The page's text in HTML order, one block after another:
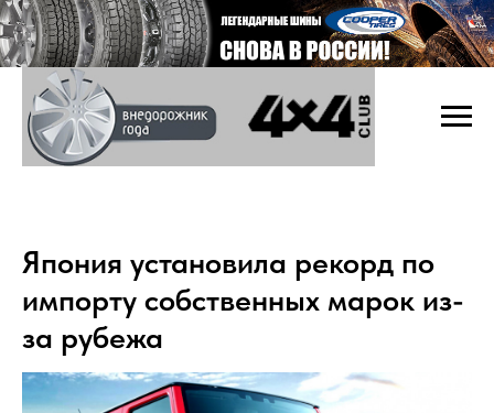
Япония установила рекорд по
импорту собственных марок из-
за рубежа